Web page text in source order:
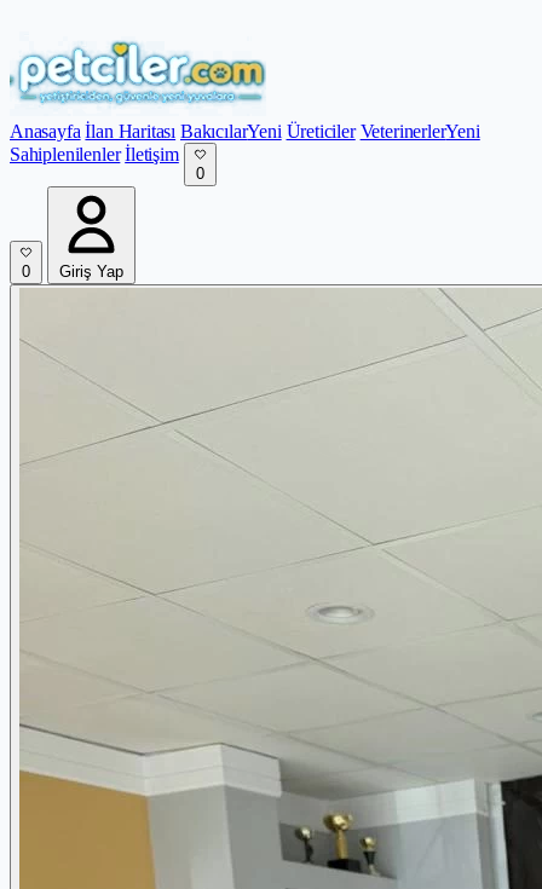
Anasayfa İlan Haritası BakıcılarYeni Üreticiler VeterinerlerYeni
Sahiplenilenler İletişim
0
0 Giriş Yap